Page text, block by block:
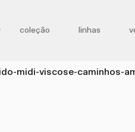
coleção linhas
midi-viscose-caminhos-